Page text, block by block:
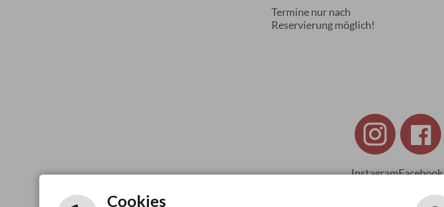
Termine nur nach
Reservierung möglich!
InstagramFacebook
Cookies